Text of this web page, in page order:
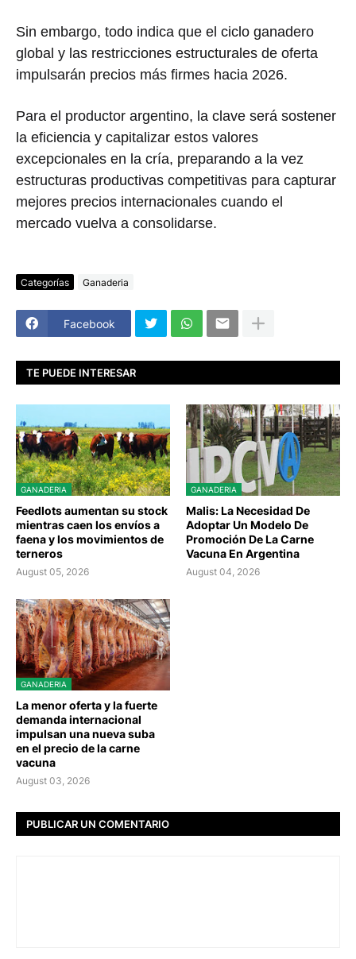
Sin embargo, todo indica que el ciclo ganadero
global y las restricciones estructurales de oferta
impulsarán precios más firmes hacia 2026.
Para el productor argentino, la clave será sostener
la eficiencia y capitalizar estos valores
excepcionales en la cría, preparando a la vez
estructuras productivas competitivas para capturar
mejores precios internacionales cuando el
mercado vuelva a consolidarse.
Categorías Ganaderia
Facebook
TE PUEDE INTERESAR
GANADERIA
Feedlots aumentan su stock
mientras caen los envíos a
faena y los movimientos de
terneros
August 05, 2026
GANADERIA
Malis: La Necesidad De
Adoptar Un Modelo De
Promoción De La Carne
Vacuna En Argentina
August 04, 2026
GANADERIA
La menor oferta y la fuerte
demanda internacional
impulsan una nueva suba
en el precio de la carne
vacuna
August 03, 2026
PUBLICAR UN COMENTARIO